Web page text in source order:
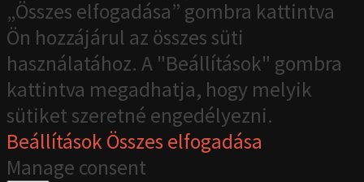
„Összes elfogadása” gombra kattintva
Ön hozzájárul az összes süti
használatához. A "Beállítások" gombra
kattintva megadhatja, hogy melyik
sütiket szeretné engedélyezni.
BeállításokÖsszes elfogadása
Manage consent